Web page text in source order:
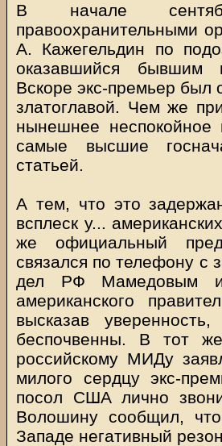
В начале
правоохранительными
А. Кажегельдин по
оказавшийся бывшим
Вскоре экс-премьер был
златоглавой. Чем же
нынешнее
самые высшие
статьей.
А тем, что это
всплеск у...
же официальный
связался по телефону с
дел РФ Мамедовым и
американского
высказав
беспочвенны. В тот
российскому МИДу
милого сердцу экс-
посол США лично
Волошину сообщил,
Западе негативный